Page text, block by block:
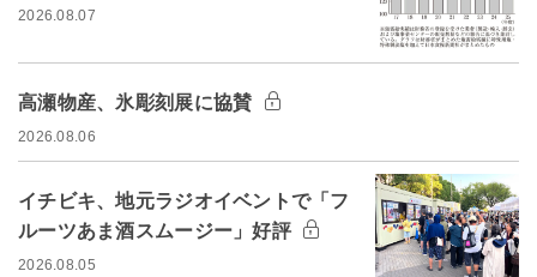
2026.08.07
高瀬物産、氷彫刻展に協賛
2026.08.06
イチビキ、地元ラジオイベントで「フ
ルーツあま酒スムージー」好評
2026.08.05